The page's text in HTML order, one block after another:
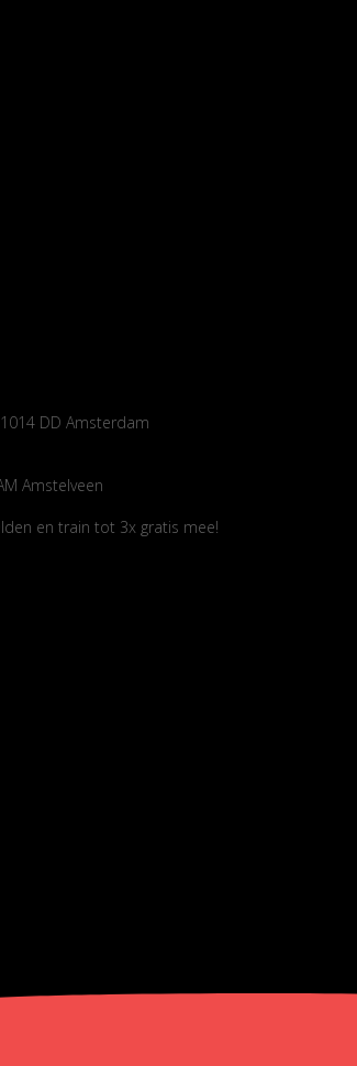
DD Amsterdam
Amstelveen
en train tot 3x gratis mee!